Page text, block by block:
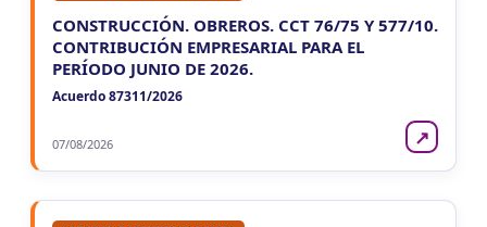
CONSTRUCCIÓN. OBREROS. CCT 76/75 Y 577/10.
CONTRIBUCIÓN EMPRESARIAL PARA EL
PERÍODO JUNIO DE 2026.
Acuerdo 87311/2026
07/08/2026 ↗